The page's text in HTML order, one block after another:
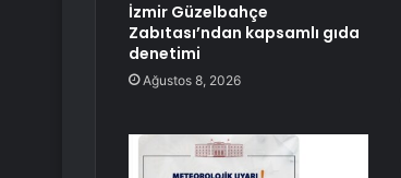
İzmir Güzelbahçe
Zabıtası’ndan kapsamlı gıda
denetimi
Ağustos 8, 2026